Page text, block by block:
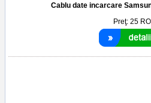
Cablu date incarcare
Preţ: 25